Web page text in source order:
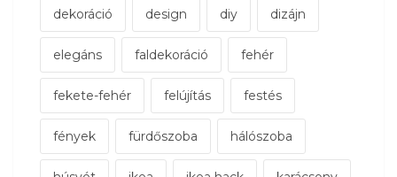
dekoráció design diy dizájn
elegáns faldekoráció fehér
fekete-fehér felújítás festés
fények fürdőszoba hálószoba